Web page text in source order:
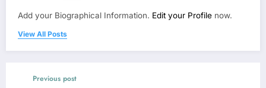
Add your Biographical Information. Edit your Profile now.
View All Posts
Previous post